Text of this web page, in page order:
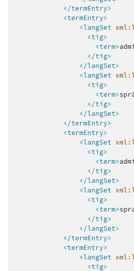
</termEntry>
<termEntry>
<langSet
<tig>
<term>
</tig>
</langSet>
<langSet
<tig>
<term>
</tig>
</langSet>
</termEntry>
<termEntry>
<langSet
<tig>
<term>
</tig>
</langSet>
<langSet
<tig>
<term>
</tig>
</langSet>
</termEntry>
<termEntry>
<langSet
<tig>